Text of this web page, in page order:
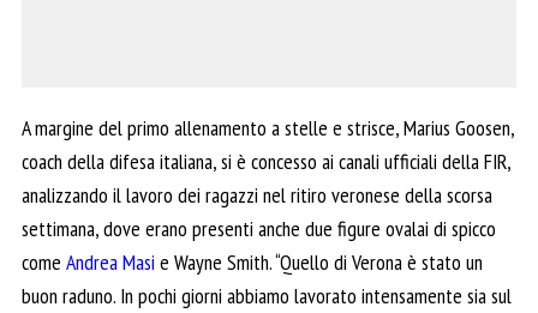
A margine del primo allenamento a stelle e strisce, Marius Goosen,
coach della difesa italiana, si è concesso ai canali ufficiali della FIR,
analizzando il lavoro dei ragazzi nel ritiro veronese della scorsa
settimana, dove erano presenti anche due figure ovalai di spicco
come Andrea Masi e Wayne Smith. “Quello di Verona è stato un
buon raduno. In pochi giorni abbiamo lavorato intensamente sia sul